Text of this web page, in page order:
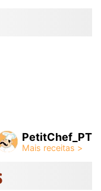
PetitChef_PT